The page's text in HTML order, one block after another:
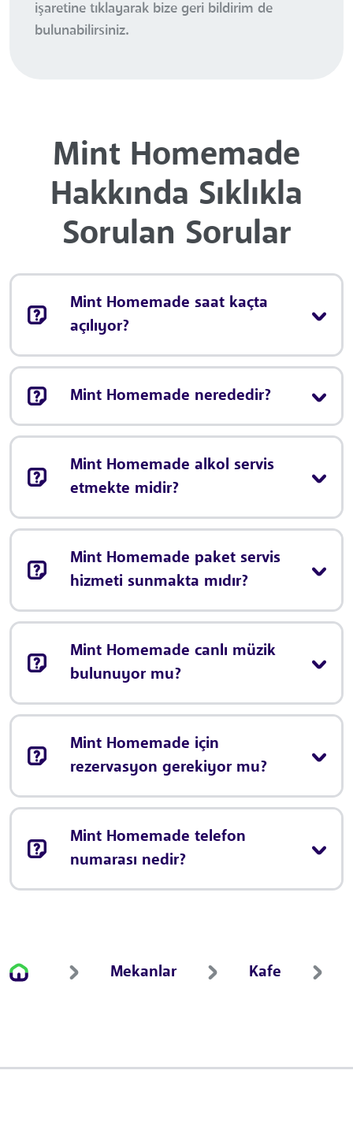
işaretine tıklayarak bize geri bildirim de
bulunabilirsiniz.
Mint Homemade
Hakkında Sıklıkla
Sorulan Sorular
Mint Homemade saat kaçta
açılıyor?
Mint Homemade nerededir?
Mint Homemade alkol servis
etmekte midir?
Mint Homemade paket servis
hizmeti sunmakta mıdır?
Mint Homemade canlı müzik
bulunuyor mu?
Mint Homemade için
rezervasyon gerekiyor mu?
Mint Homemade telefon
numarası nedir?
Mekanlar Kafe